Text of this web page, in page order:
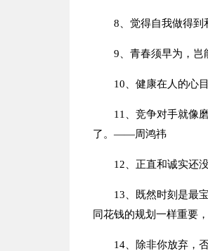
8、觉得自我做得到
9、青春须早为，
10、健康在人的心
11、竞争对手就像
了。——周鸿祎
12、正直和诚实还
13、既然时刻是最
同花钱的规划一样重要
14、除非你放弃，